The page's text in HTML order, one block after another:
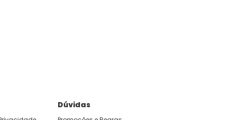
Dúvidas